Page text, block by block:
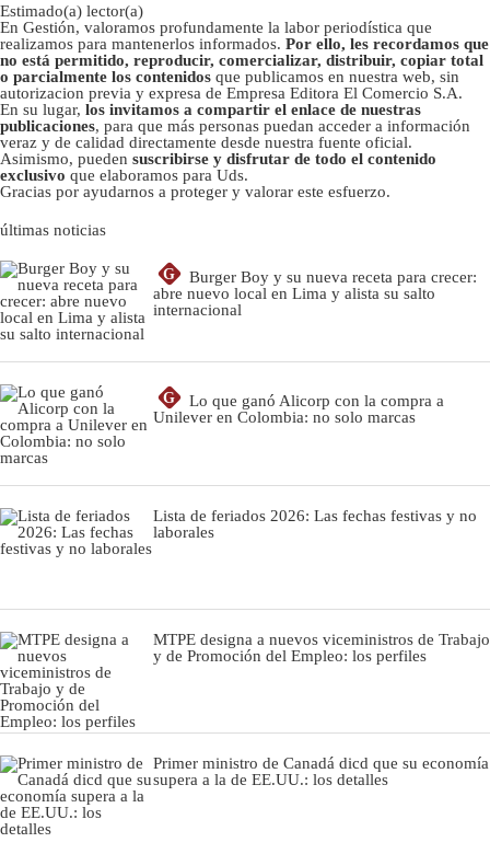
Estimado(a) lector(a)
En Gestión, valoramos profundamente la labor periodística que
realizamos para mantenerlos informados. Por ello, les recordamos que
no está permitido, reproducir, comercializar, distribuir, copiar total
o parcialmente los contenidos que publicamos en nuestra web, sin
autorizacion previa y expresa de Empresa Editora El Comercio S.A.
En su lugar, los invitamos a compartir el enlace de nuestras
publicaciones, para que más personas puedan acceder a información
veraz y de calidad directamente desde nuestra fuente oficial.
Asimismo, pueden suscribirse y disfrutar de todo el contenido
exclusivo que elaboramos para Uds.
Gracias por ayudarnos a proteger y valorar este esfuerzo.
últimas noticias
G
Burger Boy y su nueva receta para crecer:
abre nuevo local en Lima y alista su salto
internacional
G
Lo que ganó Alicorp con la compra a
Unilever en Colombia: no solo marcas
Lista de feriados 2026: Las fechas festivas y no
laborales
MTPE designa a nuevos viceministros de Trabajo
y de Promoción del Empleo: los perfiles
Primer ministro de Canadá dicd que su economía
supera a la de EE.UU.: los detalles